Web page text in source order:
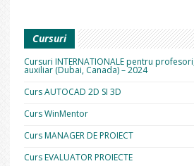
Cursuri
Cursuri INTERNATIONALE pentru
auxiliar (Dubai, Canada) – 2024
Curs AUTOCAD 2D SI 3D
Curs WinMentor
Curs MANAGER DE PROIECT
Curs EVALUATOR PROIECTE